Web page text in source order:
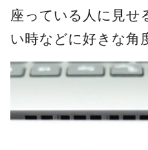
座っている人に見せ
い時などに好きな角